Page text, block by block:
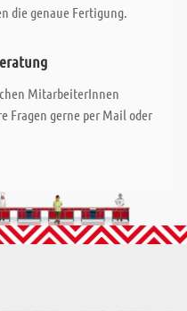
die genaue Fertigung.
MitarbeiterInnen
Fragen gerne per Mail oder